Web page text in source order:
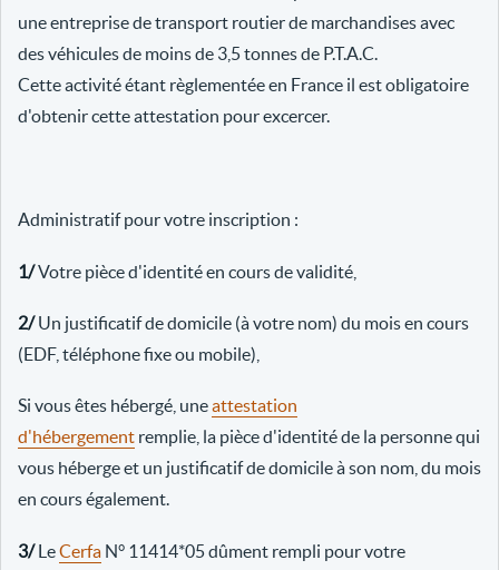
une entreprise de transport routier de marchandises avec
des véhicules de moins de 3,5 tonnes de P.T.A.C.
Cette activité étant règlementée en France il est obligatoire
d'obtenir cette attestation pour excercer.
Administratif pour votre inscription :
1/Votre pièce d'identité en cours de validité,
2/Un justificatif de domicile (à votre nom) du mois en cours
(EDF, téléphone fixe ou mobile),
Si vous êtes hébergé, uneattestation
d'hébergement remplie, la pièce d'identité de la personne qui
vous héberge et un justificatif de domicile à son nom, du mois
en cours également.
3/LeCerfa N° 11414*05 dûment rempli pour votre